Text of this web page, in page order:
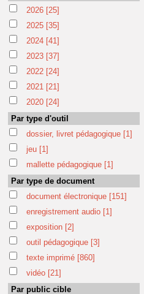
2026 [25]
2025 [35]
2024 [41]
2023 [37]
2022 [24]
2021 [21]
2020 [24]
Par type d'outil
dossier, livret pédagogique [1]
jeu [1]
mallette pédagogique [1]
Par type de document
document électronique [151]
enregistrement audio [1]
exposition [2]
outil pédagogique [3]
texte imprimé [860]
vidéo [21]
Par public cible